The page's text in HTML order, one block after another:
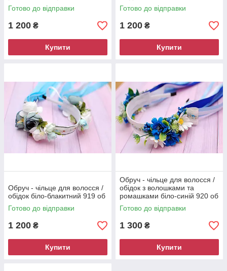
Готово до відправки
1 200 ₴
Купити
Готово до відправки
1 200 ₴
Купити
Обруч - чільце для волосся /
обідок біло-блакитний 919 об
Готово до відправки
1 200 ₴
Купити
Обруч - чільце для волосся /
обідок з волошками та
ромашками біло-синій 920 об
Готово до відправки
1 300 ₴
Купити